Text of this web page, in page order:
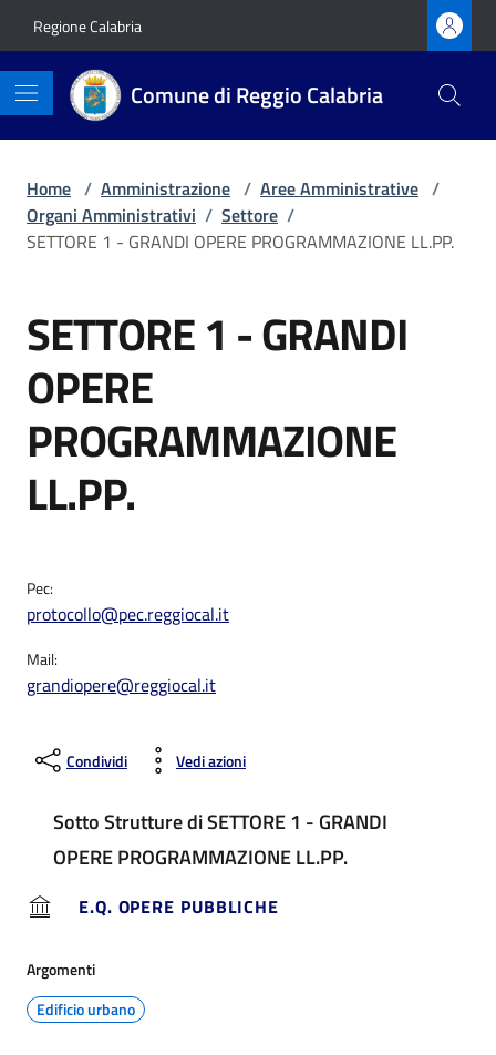
Regione Calabria
Comune di Reggio Calabria
Home / Amministrazione / Aree Amministrative /
Organi Amministrativi / Settore /
SETTORE 1 - GRANDI OPERE PROGRAMMAZIONE LL.PP.
SETTORE 1 - GRANDI
OPERE
PROGRAMMAZIONE
LL.PP.
Pec:
protocollo@pec.reggiocal.it
Mail:
grandiopere@reggiocal.it
Condividi Vedi azioni
Sotto Strutture di SETTORE 1 - GRANDI
OPERE PROGRAMMAZIONE LL.PP.
E.Q. OPERE PUBBLICHE
Argomenti
Edificio urbano